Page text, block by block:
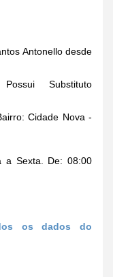
Antonello desde
Substituto
Cidade Nova -
a Sexta. De: 08:00
os dados do